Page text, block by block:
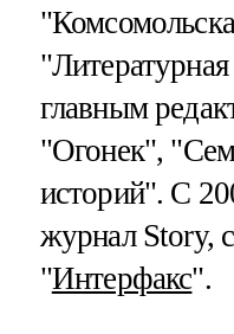
главным
"Огонек",
историй". C
журнал Story,
"Интерфакс".